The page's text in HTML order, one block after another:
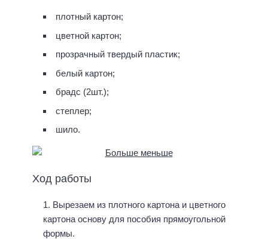
плотный картон;
цветной картон;
прозрачный твердый пластик;
белый картон;
брадс (2шт.);
степлер;
шило.
Ход работы
Вырезаем из плотного картона и цветного
картона основу для пособия прямоугольной
формы.